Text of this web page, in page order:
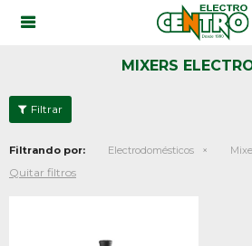

MIXERS
Filtrando por: Electrodomésticos
Quitar filtros